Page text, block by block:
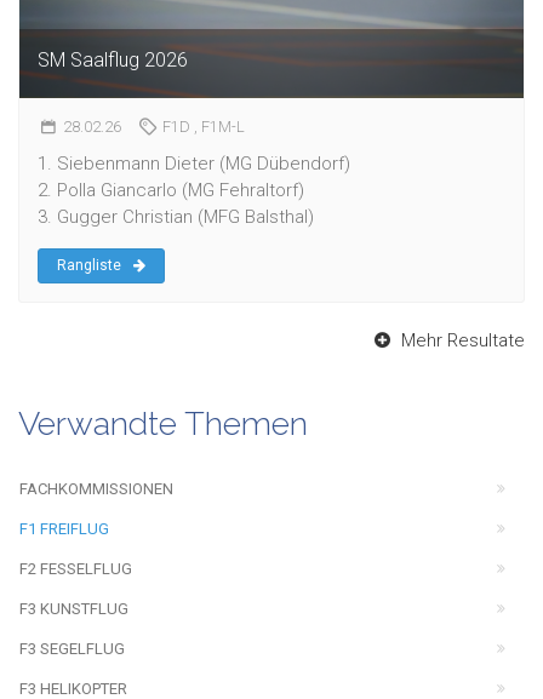
SM Saalflug 2026
28.02.26 F1D , F1M-L
1. Siebenmann Dieter (MG Dübendorf)
2. Polla Giancarlo (MG Fehraltorf)
3. Gugger Christian (MFG Balsthal)
Rangliste
Mehr Resultate
Verwandte Themen
FACHKOMMISSIONEN
F1 FREIFLUG
F2 FESSELFLUG
F3 KUNSTFLUG
F3 SEGELFLUG
F3 HELIKOPTER